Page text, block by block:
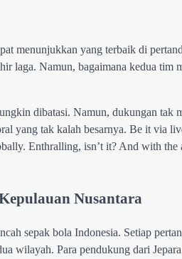
menunjukkan yang terbaik di
laga. Namun, bagaimana kedua
dibatasi. Namun, dukungan tak
yang tak kalah besarnya. Be it via
Enthralling, isn’t it? And with
Nusantara
sepak bola Indonesia. Setiap
wilayah. Para pendukung dari